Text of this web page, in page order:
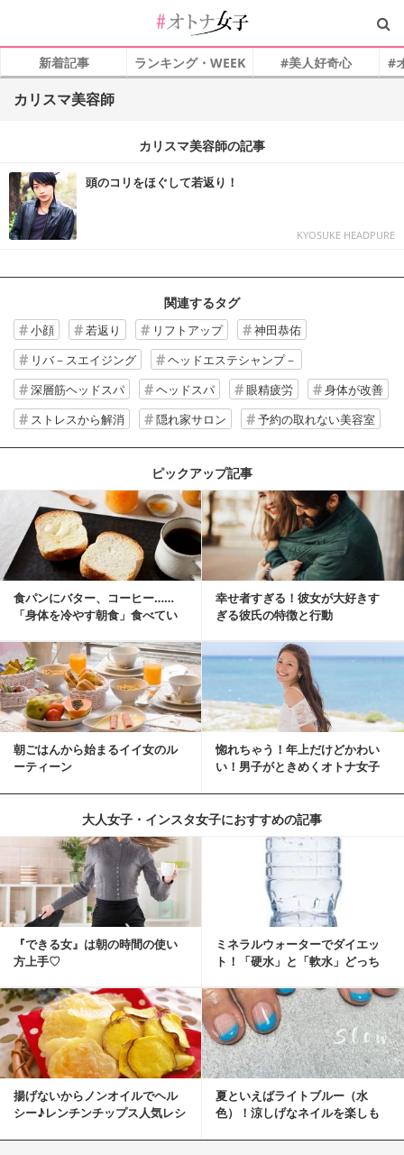
新着記事 ランキング・WEEK #美人好奇心 #
カリスマ美容師
カリスマ美容師の記事
頭のコリをほぐして若返り！
KYOSUKE HEADPURE
関連するタグ
小顔 若返り リフトアップ
神田恭佑
リバ－スエイジング
ヘッドエステシャンプ－
深層筋ヘッドスパ
ヘッドスパ 眼精疲労
身体が改善
ストレスから解消
隠れ家サロン 予約の取れない美容室
ピックアップ記事
食パンにバター、コーヒー……
「身体を冷やす朝食」食べてい
幸せ者すぎる！彼女が大好きす
ぎる彼氏の特徴と行動
朝ごはんから始まるイイ女のル
ーティーン
惚れちゃう！年上だけどかわい
い！男子がときめくオトナ女子
大人女子・インスタ女子におすすめの記事
『できる女』は朝の時間の使い
方上手♡
ミネラルウォーターでダイエッ
ト！「硬水」と「軟水」どっち
揚げないからノンオイルでヘル
シー♪レンチンチップス人気レシ
夏といえばライトブルー（水
色）！涼しげなネイルを楽しも